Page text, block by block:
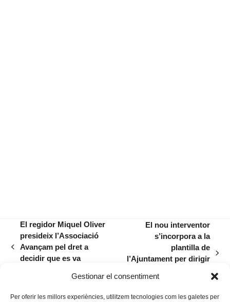
Gestionar el consentiment
Per oferir les millors experiències, utilitzem tecnologies com les galetes per
previous
post:
El regidor Miquel Oliver
presideix l’Associació
Avançam pel dret a
decidir que es va
next
El nou interventor
s’incorpora a la
plantilla de
l’Ajuntament per dirigir